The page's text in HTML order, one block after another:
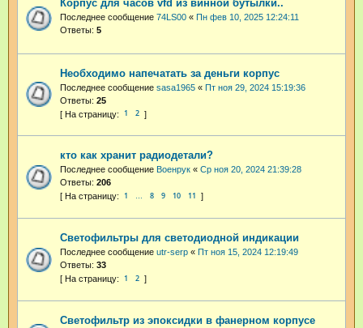
Корпус для часов vfd из винной бутылки..
Последнее сообщение 74LS00 « Пн фев 10, 2025 12:24:11
Ответы: 5
Необходимо напечатать за деньги корпус
Последнее сообщение sasa1965 « Пт ноя 29, 2024 15:19:36
Ответы: 25
1 2
кто как хранит радиодетали?
Последнее сообщение Военрук « Ср ноя 20, 2024 21:39:28
Ответы: 206
1 … 8 9 10 11
Светофильтры для светодиодной индикации
Последнее сообщение utr-serp « Пт ноя 15, 2024 12:19:49
Ответы: 33
1 2
Светофильтр из эпоксидки в фанерном корпусе